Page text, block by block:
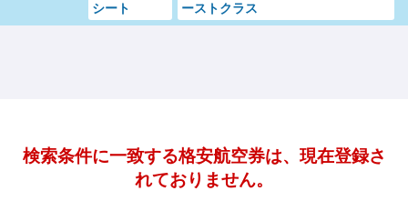
シート
ーストクラス
検索条件に一致する格安航空券は、現在登録さ
れておりません。